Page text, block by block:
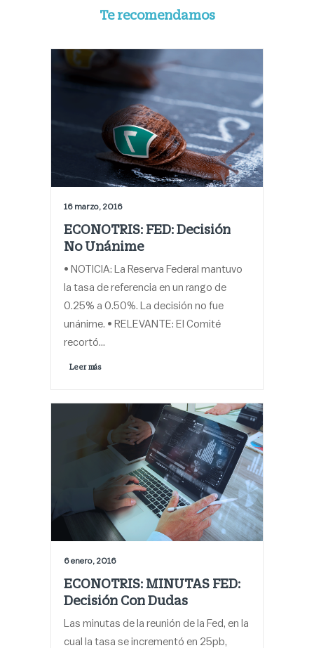
Te recomendamos
16 marzo, 2016
ECONOTRIS: FED: Decisión
No Unánime
• NOTICIA: La Reserva Federal mantuvo
la tasa de referencia en un rango de
0.25% a 0.50%. La decisión no fue
unánime. • RELEVANTE: El Comité
recortó…
Leer más
6 enero, 2016
ECONOTRIS: MINUTAS FED:
Decisión Con Dudas
Las minutas de la reunión de la Fed, en la
cual la tasa se incrementó en 25pb,